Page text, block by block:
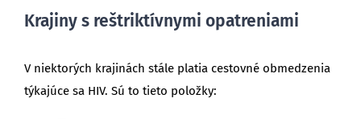
Krajiny s reštriktívnymi opatreniami
V niektorých krajinách stále platia cestovné obmedzenia
týkajúce sa HIV. Sú to tieto položky: